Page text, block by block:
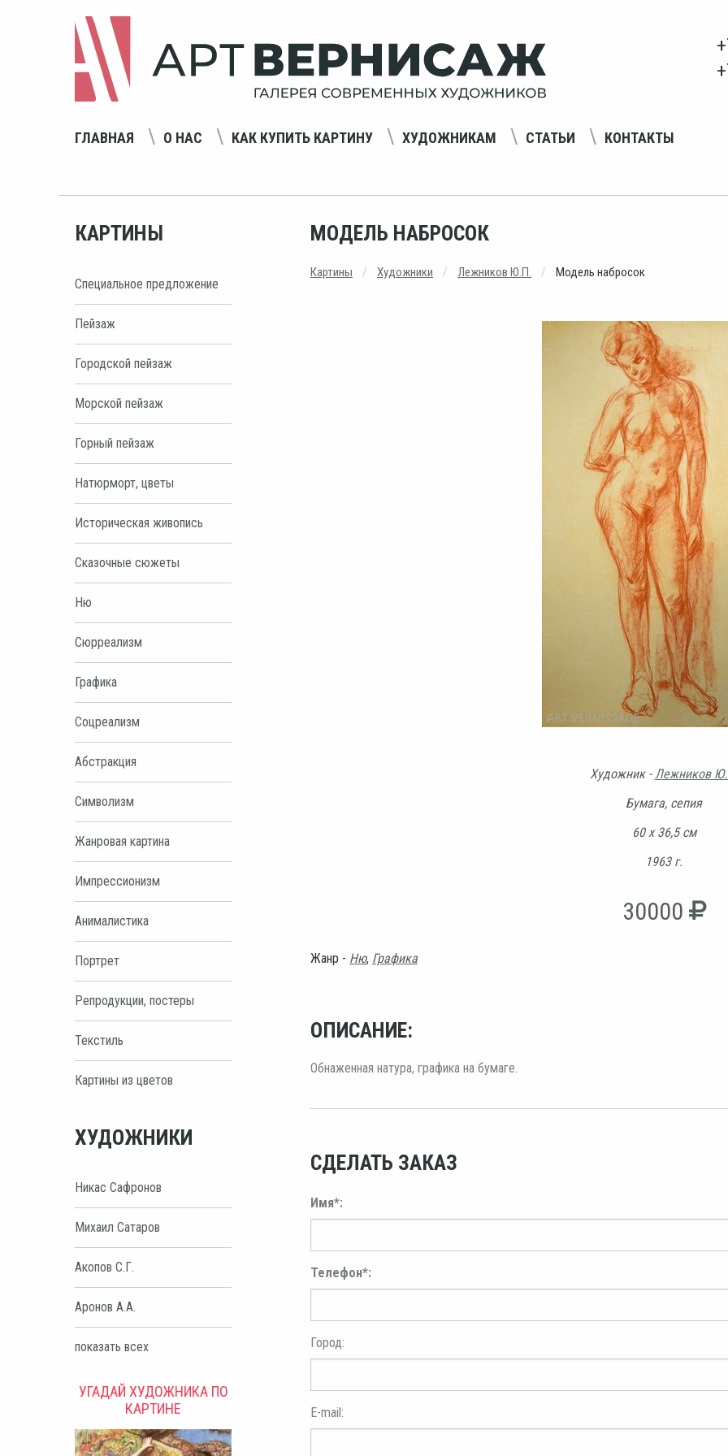
ГЛАВНАЯ О НАС КАК КУПИТЬ КАРТИНУ ХУДОЖНИКАМ СТАТЬИ КОНТАКТЫ
КАРТИНЫ
Специальное предложение
Пейзаж
Городской пейзаж
Морской пейзаж
Горный пейзаж
Натюрморт, цветы
Историческая живопись
Сказочные сюжеты
Ню
Сюрреализм
Графика
Соцреализм
Абстракция
Символизм
Жанровая картина
Импрессионизм
Анималистика
Портрет
Репродукции, постеры
Текстиль
Картины из цветов
ХУДОЖНИКИ
Никас Сафронов
Михаил Сатаров
Акопов С.Г.
Аронов А.А.
показать всех
УГАДАЙ ХУДОЖНИКА ПО
КАРТИНЕ
МОДЕЛЬ НАБРОСОК
Картины Художники Лежников Ю.П. Модель набросок
Художник - Лежников
Бумага, сепия
60 х 36,5 см
1963 г.
30000
Жанр - Ню, Графика
ОПИСАНИЕ:
Обнаженная натура, графика на бумаге.
СДЕЛАТЬ ЗАКАЗ
Имя*:
Телефон*:
Город:
E-mail: